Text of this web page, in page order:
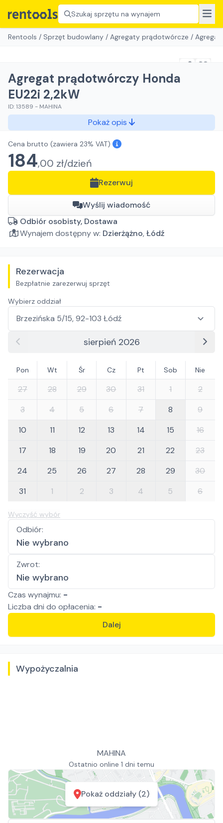
Szukaj sprzętu na wynajem
Rentools / Sprzęt budowlany / Agregaty prądotwórcze / Agregat
Agregat prądotwórczy Honda
EU22i 2,2kW
ID:13589 - MAHINA
Pokaż opis
Cena brutto (zawiera 23% VAT)
184,00 zł/dzień
Rezerwuj
Wyślij wiadomość
Odbiór osobisty, Dostawa
Wynajem dostępny w: Dzierżążno,Łódź
Rezerwacja
Bezpłatnie zarezerwuj sprzęt
Wybierz oddział
sierpień 2026
Pon Wt Śr Cz Pt Sob Nie
27 28 29 30 31 1
2
3
4 5 6 7 8
9
10
11 12 13 14 15
16
17
18 19 20 21 22
23
24
25 26 27 28 29
30
31
1 2 3 4 5 6
Wyczyść wybór
Odbiór:
Nie wybrano
Zwrot:
Nie wybrano
Czas wynajmu: -
Liczba dni do opłacenia: -
Dalej
Wypożyczalnia
MAHINA
Ostatnio online 1 dni temu
Pokaż oddziały (2)